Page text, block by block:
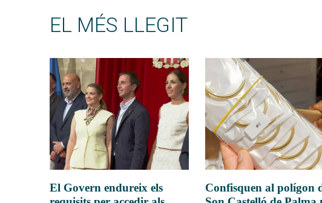
EL MÉS LLEGIT
El Govern endureix els
Confisquen al polígon